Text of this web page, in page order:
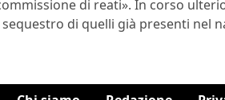
di reati». In corso
di quelli già presenti nel